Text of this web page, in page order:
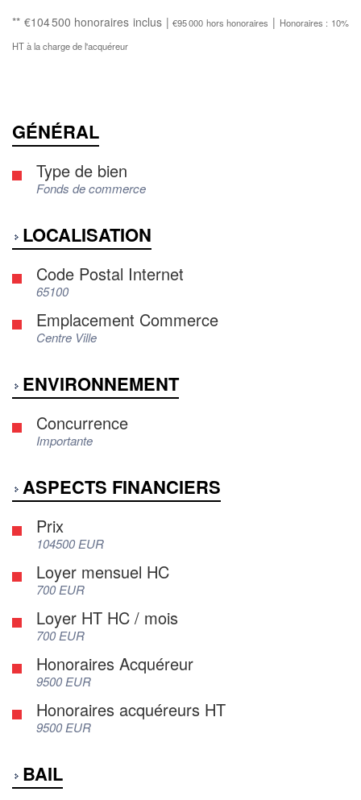
** €104 500 honoraires inclus |€95 000 hors honoraires | Honoraires : 10%
HT à la charge de l'acquéreur
GÉNÉRAL
Type de bien
Fonds de commerce
LOCALISATION
Code Postal Internet
65100
Emplacement Commerce
Centre Ville
ENVIRONNEMENT
Concurrence
Importante
ASPECTS FINANCIERS
Prix
104500 EUR
Loyer mensuel HC
700 EUR
Loyer HT HC / mois
700 EUR
Honoraires Acquéreur
9500 EUR
Honoraires acquéreurs HT
9500 EUR
BAIL